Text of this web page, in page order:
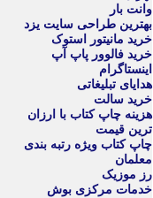
وانت بار
بهترین طراحی سایت یزد
خرید مانیتور استوک
خرید فالوور پاپ آپ
اینستاگرام
هدایای تبلیغاتی
خرید سالت
هزینه چاپ کتاب با ارزان
ترین قیمت
چاپ کتاب ویژه رتبه بندی
معلمان
رز موزیک
خدمات مرکزی بوش